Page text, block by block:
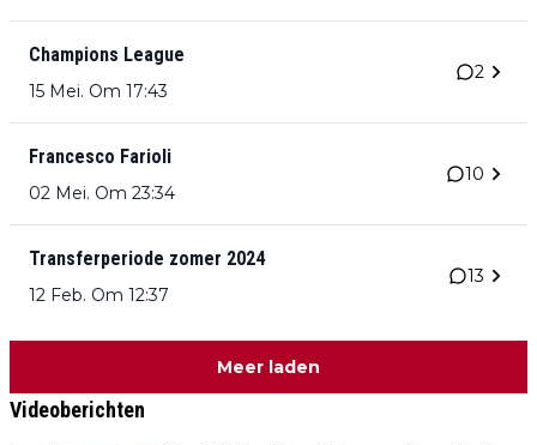
Champions League
15 Mei. Om 17:43
2
Francesco Farioli
02 Mei. Om 23:34
10
Transferperiode zomer 2024
12 Feb. Om 12:37
13
Meer laden
Videoberichten